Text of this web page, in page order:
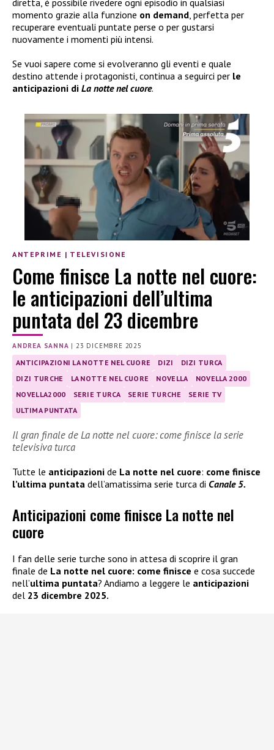
momento grazie alla funzione on demand , perfetta per
recuperare eventuali puntate perse o per gustarsi
nuovamente i momenti più intensi.
Se vuoi sapere come si evolveranno gli eventi e quale
destino attende i protagonisti, continua a seguirci per le
anticipazioni di La notte nel cuore.
ANTEPRIME | TELEVISIONE
Come finisce La notte nel cuore:
le anticipazioni dell’ultima
puntata del 23 dicembre
ANDREA SANNA |23 DICEMBRE 2025
ANTICIPAZIONI LA NOTTE NEL CUORE DIZI
DIZI TURCA
DIZI TURCHE
LA NOTTE NEL CUORE NOVELLA
NOVELLA 2000
NOVELLA2000
SERIE TURCA SERIE TURCHE
SERIE TV
ULTIMA PUNTATA
Il gran finale de La notte nel cuore: come finisce la serie
televisiva turca
Tutte le anticipazioni de La notte nel cuore: come finisce
l’ultima puntata dell’amatissima serie turca di Canale 5.
Anticipazioni come finisce La notte nel
cuore
I fan delle serie turche sono in attesa di scoprire il gran
finale de La notte nel cuore: come finisce e cosa succede
nell’ultima puntata? Andiamo a leggere le anticipazioni
del 23 dicembre 2025.